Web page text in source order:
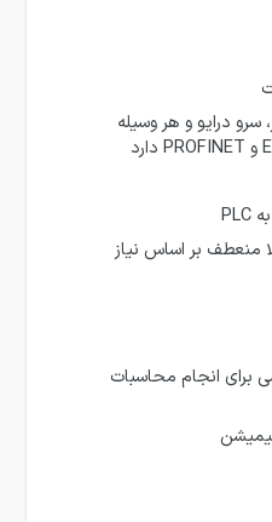
سرو درایو و هر وسیله
به PLC
منعطف بر اساس نیاز
برای انجام محاسبات